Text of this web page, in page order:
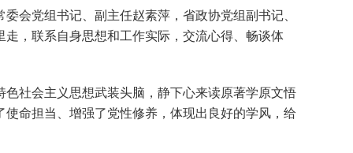
党组书记、副主任赵素萍，省政协党组副书记、
，联系自身思想和工作实际，交流心得、畅谈体
社会主义思想武装头脑，静下心来读原著学原文悟
命担当、增强了党性修养，体现出良好的学风，给